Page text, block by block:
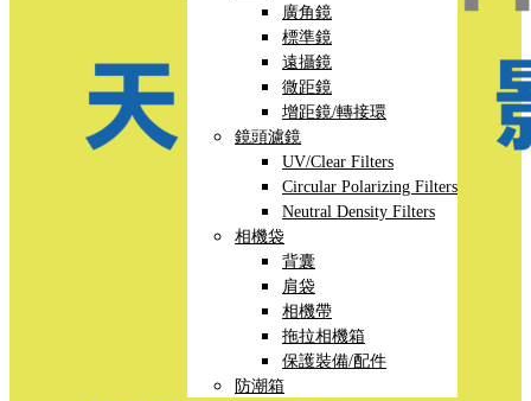
廣角鏡
標準鏡
遠攝鏡
微距鏡
增距鏡/轉接環
鏡頭濾鏡
UV/Clear Filters
Circular Polarizing Filters
Neutral Density Filters
相機袋
背囊
肩袋
相機帶
拖拉相機箱
保護裝備/配件
防潮箱